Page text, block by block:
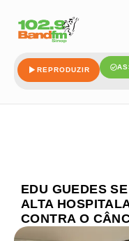
REPRODUZIR
EDU GUEDES
ALTA
CONTRA O